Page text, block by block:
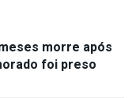
morre após
foi preso